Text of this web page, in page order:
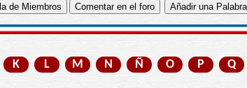
K L M N Ñ O P Q